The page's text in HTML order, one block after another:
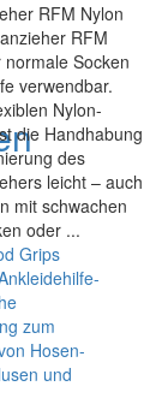
RFM Nylon
RFM
normale Socken
verwendbar.
Nylon-
die Handhabung
des
leicht – auch
mit schwachen
oder ...